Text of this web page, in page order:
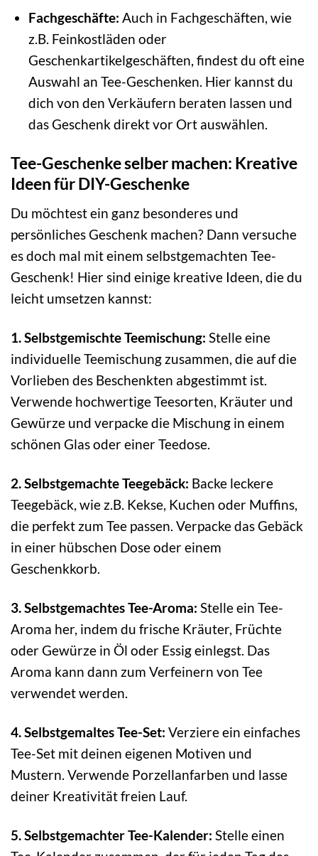
Fachgeschäfte: Auch in Fachgeschäften, wie
z.B. Feinkostläden oder
Geschenkartikelgeschäften, findest du oft eine
Auswahl an Tee-Geschenken. Hier kannst du
dich von den Verkäufern beraten lassen und
das Geschenk direkt vor Ort auswählen.
Tee-Geschenke selber machen: Kreative
Ideen für DIY-Geschenke
Du möchtest ein ganz besonderes und
persönliches Geschenk machen? Dann versuche
es doch mal mit einem selbstgemachten Tee-
Geschenk! Hier sind einige kreative Ideen, die du
leicht umsetzen kannst:
1. Selbstgemischte Teemischung: Stelle eine
individuelle Teemischung zusammen, die auf die
Vorlieben des Beschenkten abgestimmt ist.
Verwende hochwertige Teesorten, Kräuter und
Gewürze und verpacke die Mischung in einem
schönen Glas oder einer Teedose.
2. Selbstgemachte Teegebäck: Backe leckere
Teegebäck, wie z.B. Kekse, Kuchen oder Muffins,
die perfekt zum Tee passen. Verpacke das Gebäck
in einer hübschen Dose oder einem
Geschenkkorb.
3. Selbstgemachtes Tee-Aroma: Stelle ein Tee-
Aroma her, indem du frische Kräuter, Früchte
oder Gewürze in Öl oder Essig einlegst. Das
Aroma kann dann zum Verfeinern von Tee
verwendet werden.
4. Selbstgemaltes Tee-Set: Verziere ein einfaches
Tee-Set mit deinen eigenen Motiven und
Mustern. Verwende Porzellanfarben und lasse
deiner Kreativität freien Lauf.
5. Selbstgemachter Tee-Kalender: Stelle einen